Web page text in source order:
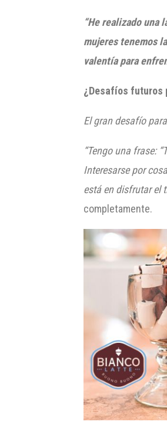
“He realizado una
mujeres tenemos
valentía para
¿Desafíos futuros
El gran desafío para
“Tengouna frase:
Interesarse por
está en disfrutar el
completamente.